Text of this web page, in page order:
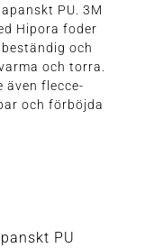
PU. 3M
Hipora foder
och
och torra.
även flecce-
och förböjda
PU